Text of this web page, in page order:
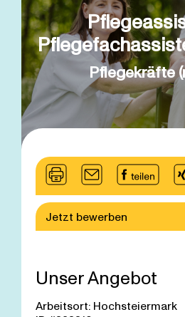
Pflegekräfte
Jetzt bewerben
Unser Angebot
Arbeitsort: Hochsteiermark